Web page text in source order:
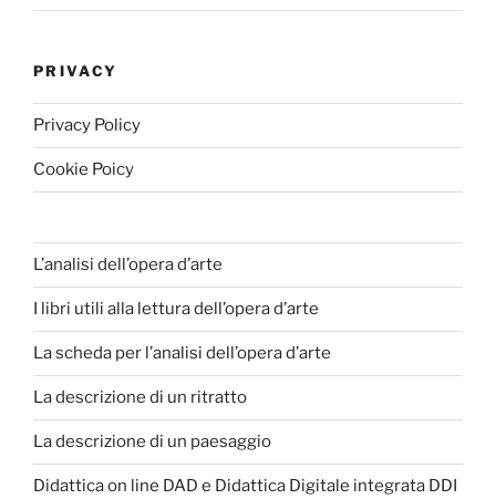
PRIVACY
Privacy Policy
Cookie Poicy
L’analisi dell’opera d’arte
I libri utili alla lettura dell’opera d’arte
La scheda per l’analisi dell’opera d’arte
La descrizione di un ritratto
La descrizione di un paesaggio
Didattica on line DAD e Didattica Digitale integrata DDI